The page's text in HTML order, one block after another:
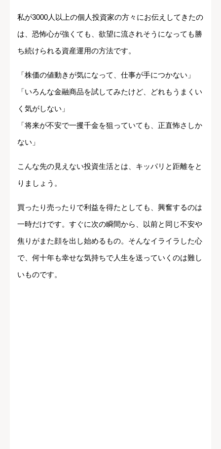
私が3000人以上の個人投資家の方々にお伝えしてきたの
は、恐怖心が強くても、欲望に流されそうになっても勝
ち続けられる資産運用の方法です。
「株価の値動きが気になって、仕事が手につかない」
「いろんな金融商品を試してみたけど、どれもうまくい
く気がしない」
「将来が不安で一攫千金を狙っていても、正直怖さしか
ない」
こんな先の見えない投資生活とは、キッパリと距離をと
りましょう。
買ったり売ったりで利益を得たとしても、興奮するのは
一時だけです。すぐに次の瞬間から、以前と同じ不安や
焦りがまた顔を出し始めるもの。そんなイライラした心
で、何十年も幸せな気持ちで人生を送っていくのは難し
いものです。